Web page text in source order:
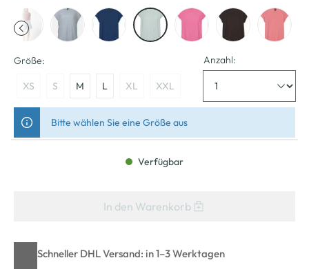
Größe:
XS S M L XL XXL
Anzahl:
Bitte wählen Sie eine Größe aus
Verfügbar
In den Warenkorb
Schneller DHL Versand: in 1–3 Werktagen